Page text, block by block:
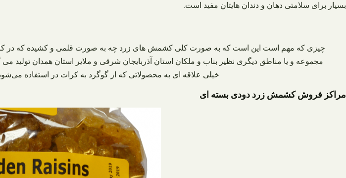
بسیار برای سلامتی دهان و دندان هایتان مفید است.
چیزی که مهم است این است که به صورت کلی کشمش‌ های زرد چه به صورت قلمی و کشیده که در
مجموعه و یا مناطق دیگری نظیر بناب و ملکان استان آذربایجان شرقی و ملایر استان همدان
خیلی علاقه‌ ای به محصولاتی که از گوگرد به کرات در استفاده
مراکز فروش کشمش زرد دودی بسته ای